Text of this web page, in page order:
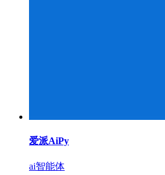
爱派AiPy
ai智能体